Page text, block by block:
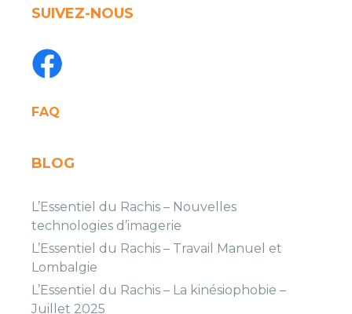
SUIVEZ-NOUS
FAQ
BLOG
L’Essentiel du Rachis – Nouvelles
technologies d’imagerie
L’Essentiel du Rachis – Travail Manuel et
Lombalgie
L’Essentiel du Rachis – La kinésiophobie –
Juillet 2025